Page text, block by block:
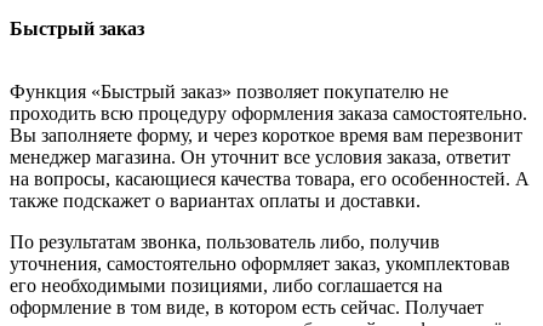
Быстрый заказ
Функция «Быстрый заказ» позволяет покупателю не
проходить всю процедуру оформления заказа самостоятельно.
Вы заполняете форму, и через короткое время вам перезвонит
менеджер магазина. Он уточнит все условия заказа, ответит
на вопросы, касающиеся качества товара, его особенностей. А
также подскажет о вариантах оплаты и доставки.
По результатам звонка, пользователь либо, получив
уточнения, самостоятельно оформляет заказ, укомплектовав
его необходимыми позициями, либо соглашается на
оформление в том виде, в котором есть сейчас. Получает